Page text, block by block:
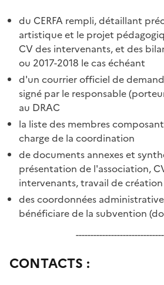
du CERFA rempli, détaillant
artistique et le projet
CV des intervenants, et des
ou 2017-2018 le cas échéant
d'un courrier officiel de
signé par le responsable
au DRAC
la liste des membres
charge de la coordination
de documents annexes et
présentation de l'association,
intervenants, travail de
des coordonnées
bénéficiare de la subvention
CONTACTS :